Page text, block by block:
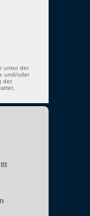
unter der
und/oder
der